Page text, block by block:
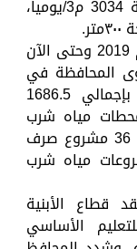
الحسانية والقلزم، وتم تشغيلها بطاقة 3034 م3/يومياً،
وصرح "الهجان" خلال جولته أنه منذ عام 2019 وحتى الآن
مستوى المحافظة في
قطاع مياه الشرب والصرف الصحي، بإجمالي 1686.5
للصرف الصحي وعدد 9 محطات مياه شرب
بإجمالي 951 مليون جنيه، وجاري تنفيذ 36 مشروع صرف
2.3 مليار جنيه، و6 مشروعات مياه شرب
قطاع الأبنية
الأساسي